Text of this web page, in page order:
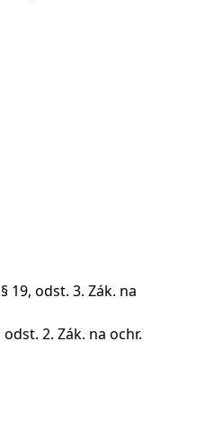
odst. 3. Zák. na
2. Zák. na ochr.